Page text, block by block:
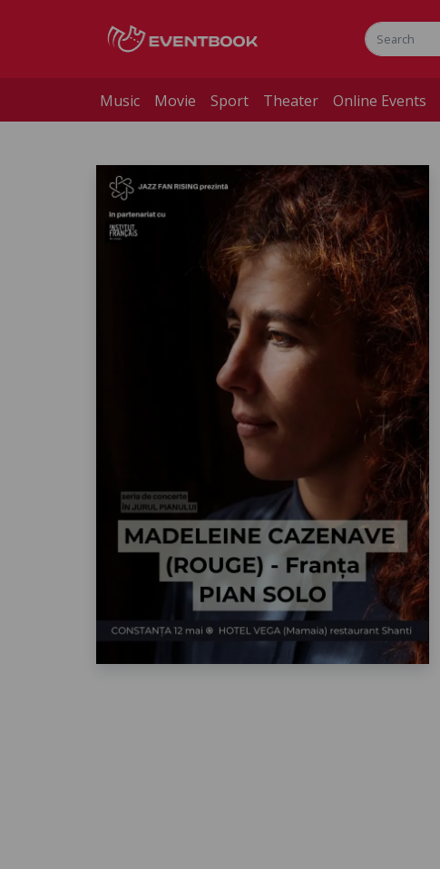
Music Movie Sport Theater Online Events